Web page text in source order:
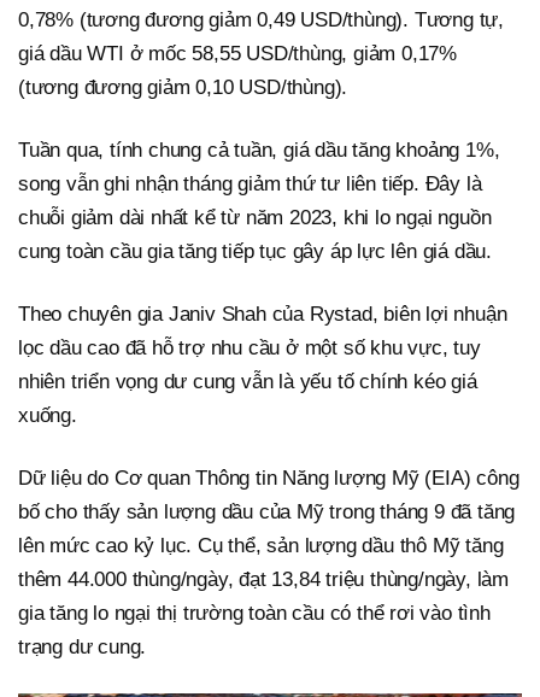
0,78% (tương đương giảm 0,49 USD/thùng). Tương tự,
giá dầu WTI ở mốc 58,55 USD/thùng, giảm 0,17%
(tương đương giảm 0,10 USD/thùng).
Tuần qua, tính chung cả tuần, giá dầu tăng khoảng 1%,
song vẫn ghi nhận tháng giảm thứ tư liên tiếp. Đây là
chuỗi giảm dài nhất kể từ năm 2023, khi lo ngại nguồn
cung toàn cầu gia tăng tiếp tục gây áp lực lên giá dầu.
Theo chuyên gia Janiv Shah của Rystad, biên lợi nhuận
lọc dầu cao đã hỗ trợ nhu cầu ở một số khu vực, tuy
nhiên triển vọng dư cung vẫn là yếu tố chính kéo giá
xuống.
Dữ liệu do Cơ quan Thông tin Năng lượng Mỹ (EIA) công
bố cho thấy sản lượng dầu của Mỹ trong tháng 9 đã tăng
lên mức cao kỷ lục. Cụ thể, sản lượng dầu thô Mỹ tăng
thêm 44.000 thùng/ngày, đạt 13,84 triệu thùng/ngày, làm
gia tăng lo ngại thị trường toàn cầu có thể rơi vào tình
trạng dư cung.